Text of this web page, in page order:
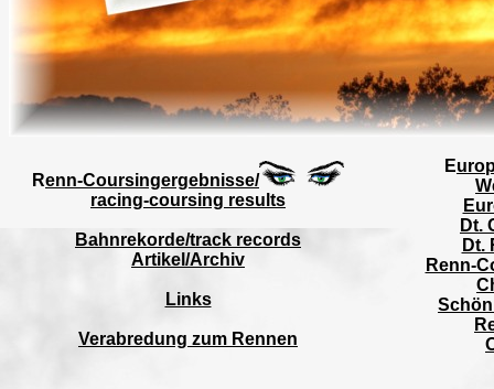
Renn-Coursingergebnisse/
racing-coursing results
Bahnrekorde/track records
Artikel/Archiv
Links
Verabredung zum Rennen
E
Dt.
Dt.
Renn-